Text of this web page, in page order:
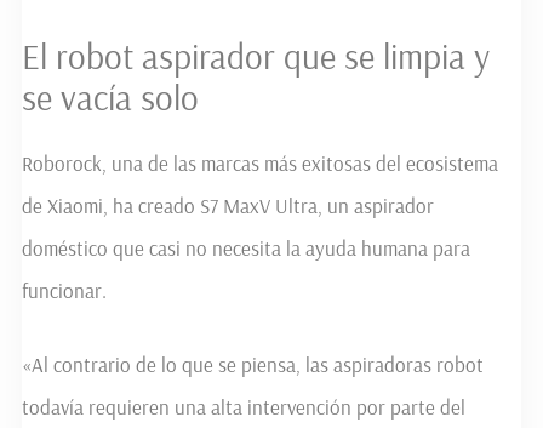
El robot aspirador que se limpia y
se vacía solo
Roborock, una de las marcas más exitosas del ecosistema
de Xiaomi, ha creado S7 MaxV Ultra, un aspirador
doméstico que casi no necesita la ayuda humana para
funcionar.
«Al contrario de lo que se piensa, las aspiradoras robot
todavía requieren una alta intervención por parte del